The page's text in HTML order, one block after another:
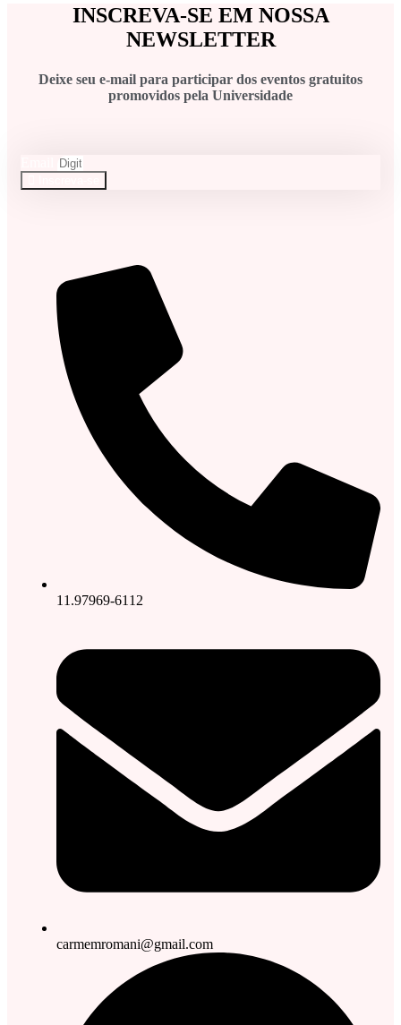
INSCREVA-SE EM NOSSA
NEWSLETTER
Deixe seu e-mail para participar dos eventos gratuitos
promovidos pela Universidade
11.97969-6112
carmemromani@gmail.com